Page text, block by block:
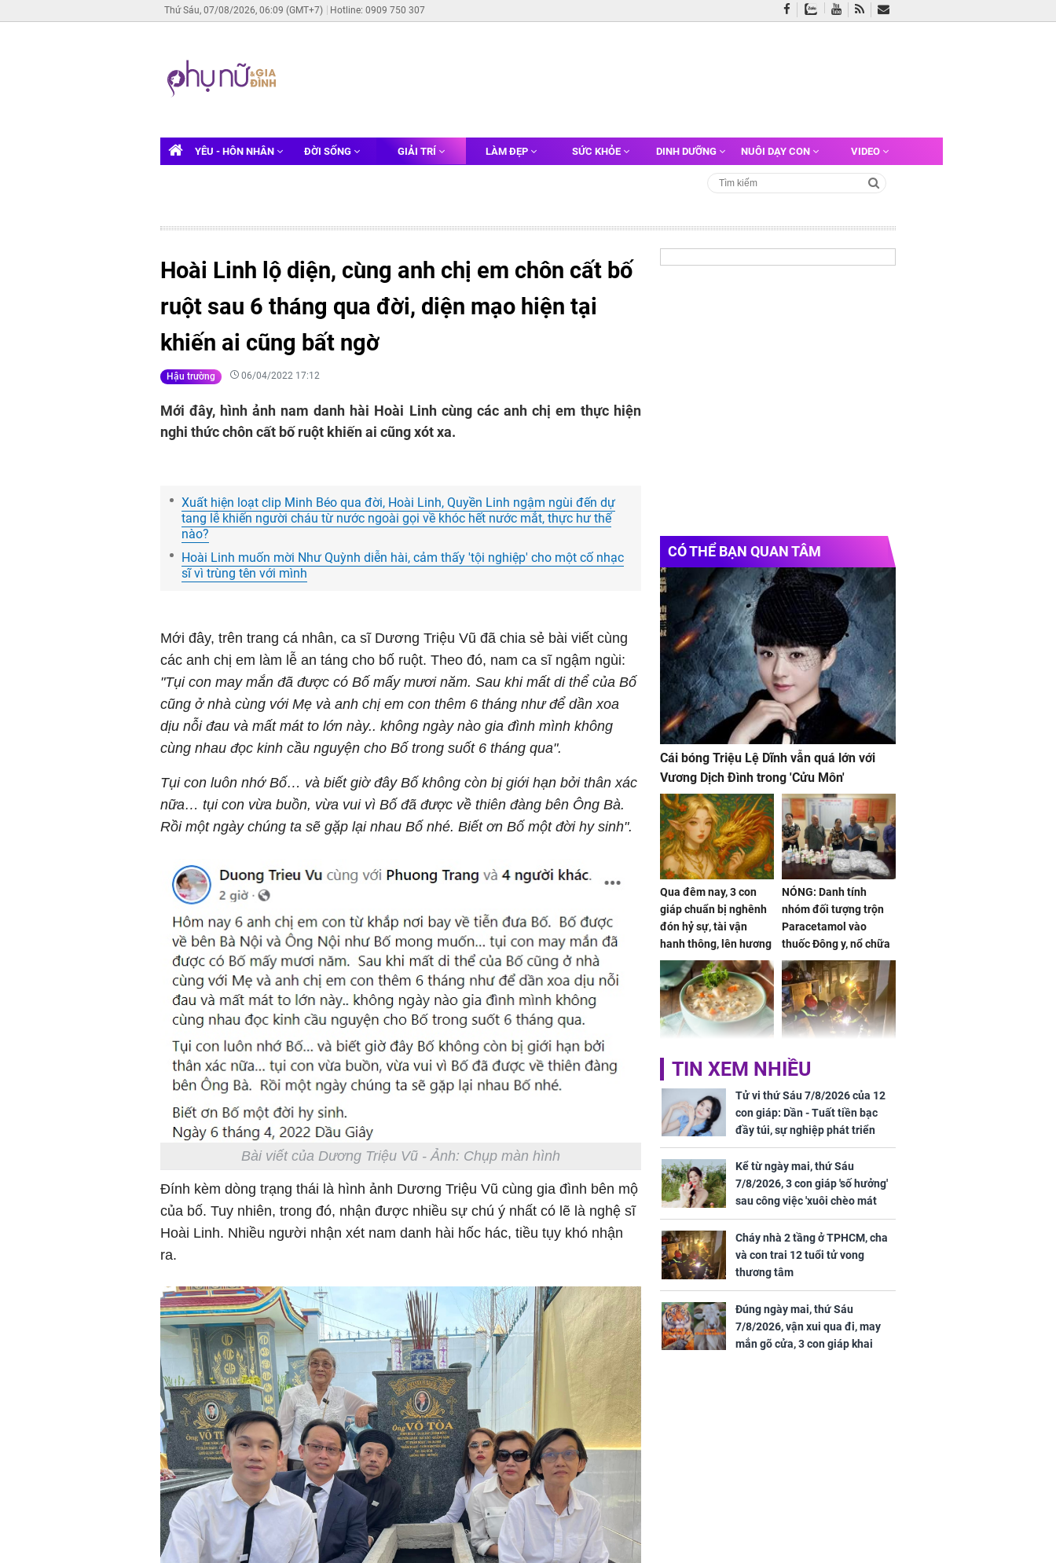
Thứ Sáu, 07/08/2026, 06:09 (GMT+7) Hotline: 0909 750 307
YÊU - HÔN NHÂN ĐỜI SỐNG GIẢI TRÍ LÀM ĐẸP SỨC KHỎE DINH DƯỠNG NUÔI DẠY CON VIDEO
Hoài Linh lộ diện, cùng anh chị em chôn cất bố
ruột sau 6 tháng qua đời, diện mạo hiện tại
khiến ai cũng bất ngờ
Hậu trường 06/04/2022 17:12
Mới đây, hình ảnh nam danh hài Hoài Linh cùng các anh chị em thực hiện
nghi thức chôn cất bố ruột khiến ai cũng xót xa.
Xuất hiện loạt clip Minh Béo qua đời, Hoài Linh, Quyền Linh ngậm ngùi đến dự
tang lễ khiến người cháu từ nước ngoài gọi về khóc hết nước mắt, thực hư thế
nào?
Hoài Linh muốn mời Như Quỳnh diễn hài, cảm thấy 'tội nghiệp' cho một cố nhạc
sĩ vì trùng tên với mình
Mới đây, trên trang cá nhân, ca sĩ Dương Triệu Vũ đã chia sẻ bài viết cùng
các anh chị em làm lễ an táng cho bố ruột. Theo đó, nam ca sĩ ngậm ngùi:
"Tụi con may mắn đã được có Bố mấy mươi năm. Sau khi mất di thể của Bố
cũng ở nhà cùng với Mẹ và anh chị em con thêm 6 tháng như để dần xoa
dịu nỗi đau và mất mát to lớn này.. không ngày nào gia đình mình không
cùng nhau đọc kinh cầu nguyện cho Bố trong suốt 6 tháng qua".
Tụi con luôn nhớ Bố… và biết giờ đây Bố không còn bị giới hạn bởi thân xác
nữa… tụi con vừa buồn, vừa vui vì Bố đã được về thiên đàng bên Ông Bà.
Rồi một ngày chúng ta sẽ gặp lại nhau Bố nhé. Biết ơn Bố một đời hy sinh".
Bài viết của Dương Triệu Vũ - Ảnh: Chụp màn hình
Đính kèm dòng trạng thái là hình ảnh Dương Triệu Vũ cùng gia đình bên mộ
của bố. Tuy nhiên, trong đó, nhận được nhiều sự chú ý nhất có lẽ là nghệ sĩ
Hoài Linh. Nhiều người nhận xét nam danh hài hốc hác, tiều tụy khó nhận
ra.
CÓ THỂ BẠN QUAN TÂM
Cái bóng Triệu Lệ Dĩnh vẫn quá lớn với
Vương Dịch Đình trong 'Cửu Môn'
Qua đêm nay, 3 con
giáp chuẩn bị nghênh
đón hỷ sự, tài vận
hanh thông, lên hương
hóa Rồng hóa Phượng,
gom hết may mắn về
nhà
NÓNG: Danh tính
nhóm đối tượng trộn
Paracetamol vào
thuốc Đông y, nổ chữa
bách bệnh
Giá trị sức khỏe và
cách sử dụng đúng
của loại hạt bình dân
Cháy nhà 2 tầng ở
TPHCM, cha và con
trai 12 tuổi tử vong
thương tâm
Chân dung nam diễn
ứng ngược khi than
nghèo
TIN XEM NHIỀU
Tử vi thứ Sáu 7/8/2026 của 12
con giáp: Dần - Tuất tiền bạc
đầy túi, sự nghiệp phát triển
hưng thịnh, Mão - Thân tài lộc
ảm đạm, mọi sự khó thành công
mỹ mãn
Kể từ ngày mai, thứ Sáu
7/8/2026, 3 con giáp 'số hưởng'
sau công việc 'xuôi chèo mát
mái', tiền tài 'thu về như nước',
tình duyên viên mãn
Cháy nhà 2 tầng ở TPHCM, cha
và con trai 12 tuổi tử vong
thương tâm
Đúng ngày mai, thứ Sáu
7/8/2026, vận xui qua đi, may
mắn gõ cửa, 3 con giáp khai